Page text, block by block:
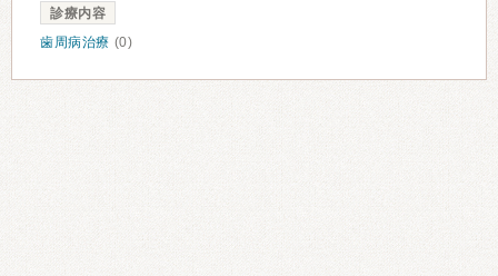
診療内容
歯周病治療 (0)